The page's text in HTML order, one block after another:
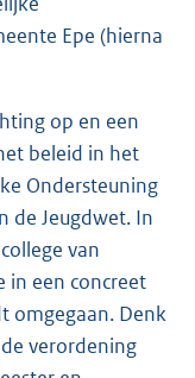
Epe (hierna
op en een
beleid in het
Ondersteuning
de Jeugdwet. In
van
in een concreet
omgegaan. Denk
verordening